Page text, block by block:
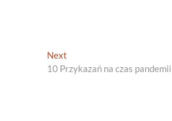
NextNext
post:
10 Przykazań na czas pandemii